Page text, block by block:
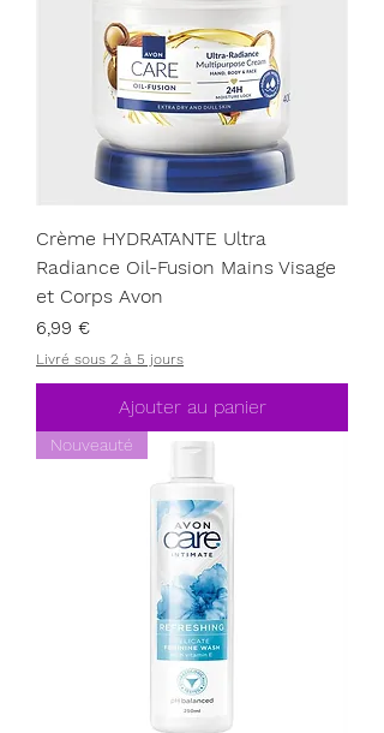
Crème HYDRATANTE Ultra
Radiance Oil-Fusion Mains Visage
et Corps Avon
Prix
6,99 €
Livré sous 2 à 5 jours
Ajouter au panier
Nouveauté